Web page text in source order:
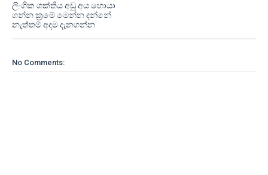
ලිංගික ශක්තිය අඩු අය හොයා
ගන්න ක්‍රමේ මෙන්න දන්නේ
නැත්තම් අදම දැනගන්න
No Comments: